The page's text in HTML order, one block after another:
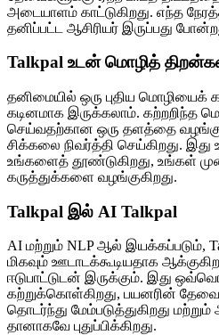
அடையாளம் காட்டுகிறது. எந்த
தனிப்பட்ட ஆசிரியர் இருப்பது
Talkpal உடன் மொழித்
தனிமையில் ஒரு புதிய மொழியைக்
கடினமாக இருக்கலாம். கற்றறிந்த
செய்வதற்கான ஒரு தளத்தை
சிக்கலை நிவர்த்தி செய்கிறது. இது
உங்களைத் தூண்டுகிறது, உங்கள்
கருத்துக்களை வழங்குகிறது.
Talkpal இல் AI Talkpal
AI மற்றும் NLP ஆல் இயக்கப்படும்,
மிகவும் ஊடாடக்கூடியதாக
ஈடுபாட்டுடன் இருக்கும். இது
கற்றுக்கொள்கிறது, பயனரின்
தொடர்ந்து மேம்படுத்துகிறது
தானாகவே புதுப்பிக்கிறது.